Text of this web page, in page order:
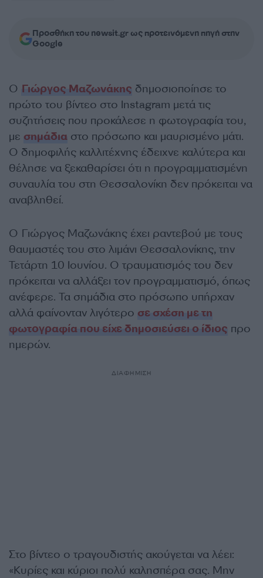
Προσθήκη του newsit.gr ως προτεινόμενη πηγή στην
Google
Ο Γιώργος Μαζωνάκης δημοσιοποίησε το
πρώτο του βίντεο στο Instagram μετά τις
συζητήσεις που προκάλεσε η φωτογραφία του,
με σημάδια στο πρόσωπο και μαυρισμένο μάτι.
Ο δημοφιλής καλλιτέχνης έδειχνε καλύτερα και
θέλησε να ξεκαθαρίσει ότι η προγραμματισμένη
συναυλία του στη Θεσσαλονίκη δεν πρόκειται να
αναβληθεί.
Ο Γιώργος Μαζωνάκης έχει ραντεβού με τους
θαυμαστές του στο λιμάνι Θεσσαλονίκης, την
Τετάρτη 10 Ιουνίου. Ο τραυματισμός του δεν
πρόκειται να αλλάξει τον προγραμματισμό, όπως
ανέφερε. Τα σημάδια στο πρόσωπο υπήρχαν
αλλά φαίνονταν λιγότερο σε σχέση με τη
φωτογραφία που είχε δημοσιεύσει ο ίδιος προ
ημερών.
ΔΙΑΦΗΜΙΣΗ
Στο βίντεο ο τραγουδιστής ακούγεται να λέει:
«Κυρίες και κύριοι πολύ καλησπέρα σας. Μην